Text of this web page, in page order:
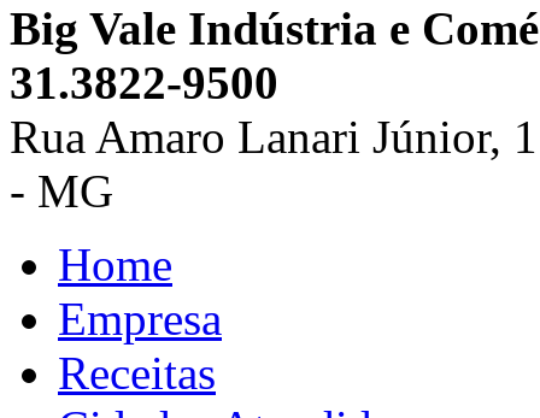
Big Vale Indústria e
31.3822-9500
Rua Amaro Lanari Júnior,
- MG
Home
Empresa
Receitas